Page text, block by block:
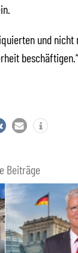
und
beschäftigen.“
Beiträge